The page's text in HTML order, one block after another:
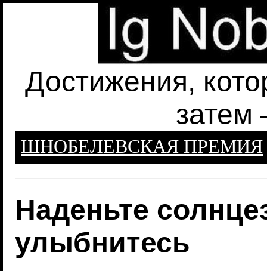
Достижения,
затем
ШНОБЕЛЕВСКАЯ ПРЕМИЯ
Наденьте
улыбнитесь